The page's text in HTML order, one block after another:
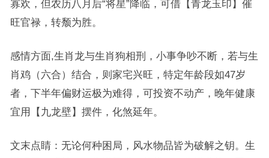
寡欢，但农历八月后“将星”降临，可借【青龙玉印】催
旺官禄，转颓为胜。
感情方面,生肖龙与生肖狗相刑，小事争吵不断，若与生
肖鸡（六合）结合，则家宅兴旺，特定年龄段如47岁
者，下半年偏财运极为难得，可投资不动产，晚年健康
宜用【九龙壁】摆件，化煞延年。
文末点睛：无论何种困局，风水物品皆为破解之钥。生